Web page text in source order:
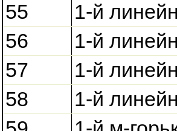
55
1-й
56
1-й
57
1-й
58
1-й